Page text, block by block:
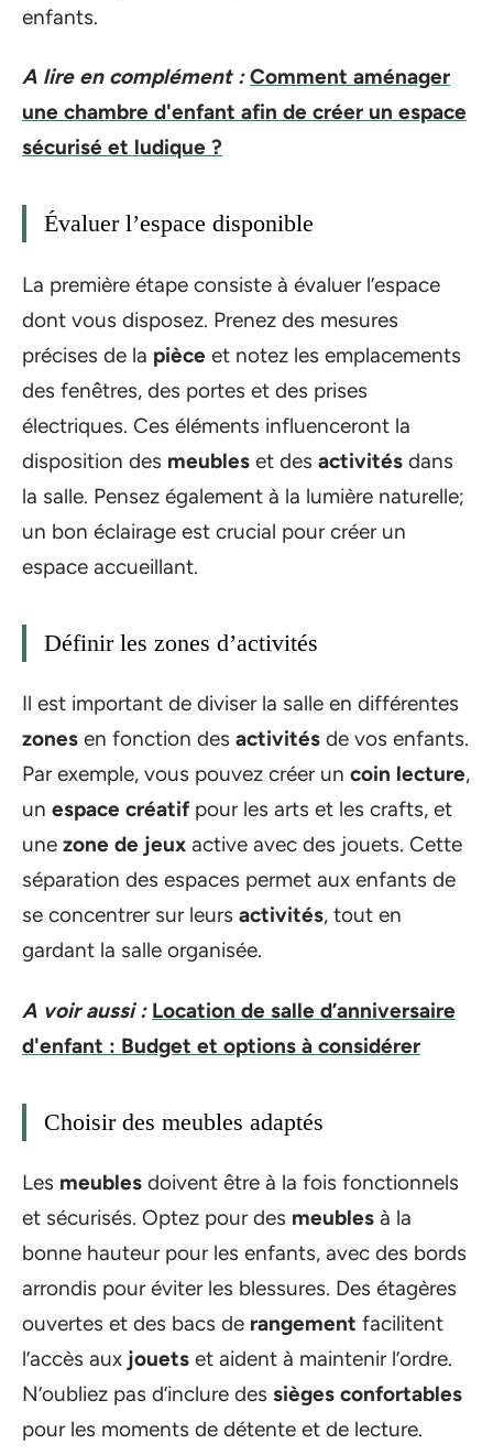
enfants.
A lire en complément : Comment aménager
une chambre d'enfant afin de créer un espace
sécurisé et ludique ?
Évaluer l’espace disponible
La première étape consiste à évaluer l’espace
dont vous disposez. Prenez des mesures
précises de la pièce et notez les emplacements
des fenêtres, des portes et des prises
électriques. Ces éléments influenceront la
disposition des meubles et des activités dans
la salle. Pensez également à la lumière naturelle;
un bon éclairage est crucial pour créer un
espace accueillant.
Définir les zones d’activités
Il est important de diviser la salle en différentes
zones en fonction des activités de vos enfants.
Par exemple, vous pouvez créer un coin lecture,
un espace créatifpour les arts et les crafts, et
une zone de jeux active avec des jouets. Cette
séparation des espaces permet aux enfants de
se concentrer sur leurs activités, tout en
gardant la salle organisée.
A voir aussi : Location de salle d’anniversaire
d'enfant : Budget et options à considérer
Choisir des meubles adaptés
Les meubles doivent être à la fois fonctionnels
et sécurisés. Optez pour des meubles à la
bonne hauteur pour les enfants, avec des bords
arrondis pour éviter les blessures. Des étagères
ouvertes et des bacs de rangement facilitent
l’accès aux jouets et aident à maintenir l’ordre.
N’oubliez pas d’inclure des sièges confortables
pour les moments de détente et de lecture.